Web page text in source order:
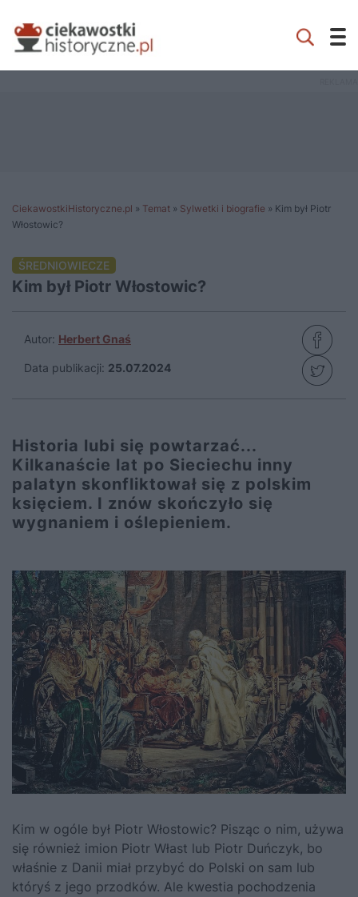
CiekawostkiHistoryczne.pl » Temat » Sylwetki i biografie » Kim był Piotr
Włostowic?
ŚREDNIOWIECZE
Kim był Piotr Włostowic?
Autor: Herbert Gnaś
Data publikacji: 25.07.2024
Historia lubi się powtarzać...
Kilkanaście lat po Sieciechu inny
palatyn skonfliktował się z polskim
księciem. I znów skończyło się
wygnaniem i oślepieniem.
Kim w ogóle był Piotr Włostowic? Pisząc o nim, używa
się również imion Piotr Włast lub Piotr Duńczyk, bo
właśnie z Danii miał przybyć do Polski on sam lub
któryś z jego przodków. Ale kwestia pochodzenia